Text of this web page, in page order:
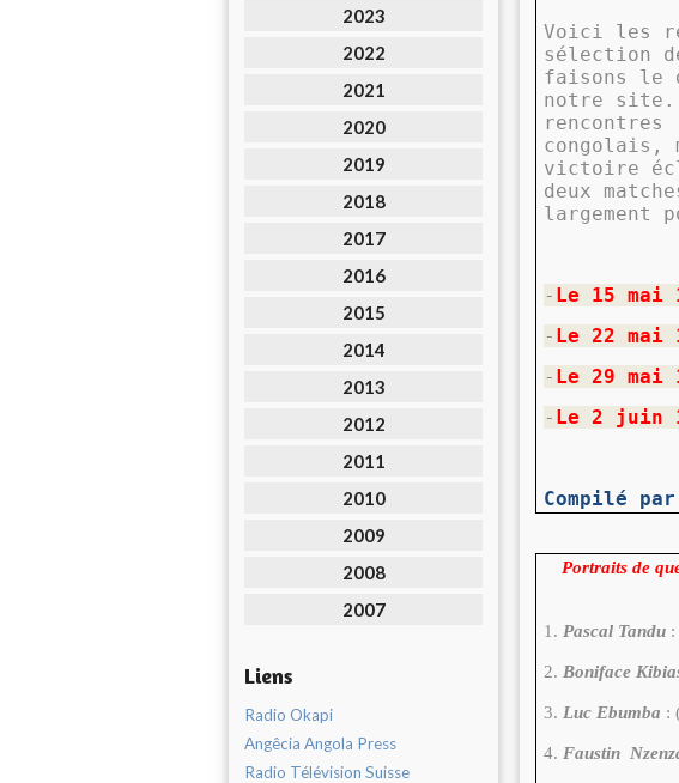
2023
2022
2021
2020
2019
2018
2017
2016
2015
2014
2013
2012
2011
2010
2009
2008
2007
Liens
Radio Okapi
Angêcia Angola Press
Radio Télévision Suisse
Voici les
sélection
faisons le
notre site.
rencontres
congolais,
victoire
deux
largement
- Le 15 mai
- Le 22
- Le 29
- Le 2 juin
Compilé par
Portraits de
1. Pascal Tandu:
2. Boniface
3. Luc Ebumba :
4. Faustin